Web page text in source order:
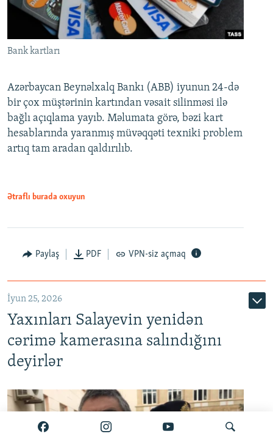
Bank kartları
Azərbaycan Beynəlxalq Bankı (ABB) iyunun 24-də
bir çox müştərinin kartından vəsait silinməsi ilə
bağlı açıqlama yayıb. Məlumata görə, bəzi kart
hesablarında yaranmış müvəqqəti texniki problem
artıq tam aradan qaldırılıb.
Ətraflı burada oxuyun
Paylaş PDF VPN-siz açmaq
İyun 25, 2026
Yaxınları Salayevin yenidən
cərimə kamerasına salındığını
deyirlər